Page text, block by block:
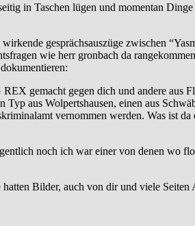
in Taschen lügen und momentan Dinge
gesprächsauszüge zwischen
wie herr gronbach da
gemacht gegen dich und andere aus
aus Wolpertshausen, einen aus
vernommen werden. Was ist da
noch ich war einer von denen wo
Bilder, auch von dir und viele Seiten